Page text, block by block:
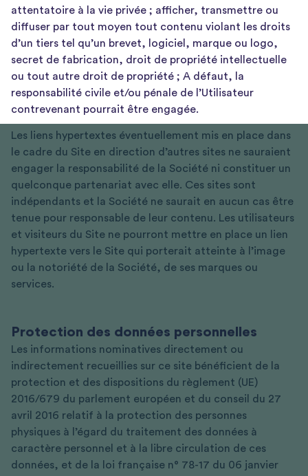
attentatoire à la vie privée ; afficher, transmettre ou
diffuser par tout moyen tout contenu violant les droits
d’un tiers tel qu’un brevet, logiciel, marque ou logo,
secret de fabrication, droit de propriété intellectuelle
ou tout autre droit de propriété ; A défaut, la
responsabilité civile et/ou pénale de l’Utilisateur
contrevenant pourrait être engagée.
Les liens hypertextes éventuellement mis en place dans
le cadre du Site en direction d’autres sites ne sauraient
engager la responsabilité de la Société ni constituer un
quelconque partenariat avec elle. Ces sites sont
indépendants et la Société ne saurait en aucun cas être
tenue pour responsable de leur contenu. Les utilisateurs
et visiteurs du Site ne pourront mettre en place un lien
hypertexte vers le Site qui porterait atteinte à l’image
ou la notoriété de la Société, de ses marques ou
services.
Protection des données personnelles
Les informations nominatives directement ou
indirectement recueillies sur ce site bénéficient de la
protection et des dispositions du règlement (UE)
2016/679 du parlement européen et du conseil du 27
avril 2016 relatif à la protection des personnes
physiques à l’égard du traitement des données à
caractère personnel et à la libre circulation de ces
données, et de la loi française n° 78-17 du 06 janvier